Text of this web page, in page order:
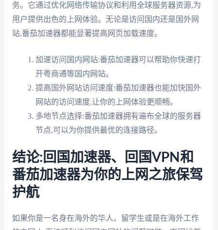
务。它通过优化网络传输协议和利用全球服务器资源,为
用户提供出色的上网体验。无论是访问国内还是国外网
站,番茄加速器都能显著提高网页加载速度。
加速访问国内网站:番茄加速器可以帮助你快速打
开粤商通等国内网站。
提高国外网站访问速度:番茄加速器也能加快国外
网站的访问速度,让你的上网体验更顺畅。
多地节点选择:番茄加速器拥有遍布全球的服务器
节点,可以为你提供最优的连接路径。
结论:回国加速器、回国VPN和
番茄加速器为你的上网之旅保驾
护航
如果你是一名身在海外的华人、留学生或是在海外工作